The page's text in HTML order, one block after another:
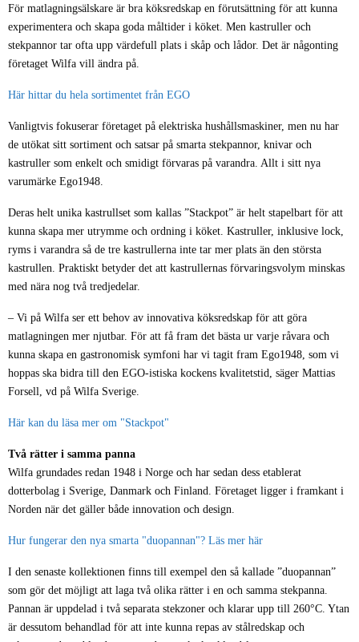
För matlagningsälskare är bra köksredskap en förutsättning för att kunna
experimentera och skapa goda måltider i köket. Men kastruller och
stekpannor tar ofta upp värdefull plats i skåp och lådor. Det är någonting
företaget Wilfa vill ändra på.
Här hittar du hela sortimentet från EGO
Vanligtvis fokuserar företaget på elektriska hushållsmaskiner, men nu har
de utökat sitt sortiment och satsar på smarta stekpannor, knivar och
kastruller som enkelt och smidigt förvaras på varandra. Allt i sitt nya
varumärke Ego1948.
Deras helt unika kastrullset som kallas ”Stackpot” är helt stapelbart för att
kunna skapa mer utrymme och ordning i köket. Kastruller, inklusive lock,
ryms i varandra så de tre kastrullerna inte tar mer plats än den största
kastrullen. Praktiskt betyder det att kastrullernas förvaringsvolym minskas
med nära nog två tredjedelar.
– Vi på Wilfa ser ett behov av innovativa köksredskap för att göra
matlagningen mer njutbar. För att få fram det bästa ur varje råvara och
kunna skapa en gastronomisk symfoni har vi tagit fram Ego1948, som vi
hoppas ska bidra till den EGO-istiska kockens kvalitetstid, säger Mattias
Forsell , vd på Wilfa Sverige
Här kan du läsa mer om "Stackpot"
Två rätter i samma panna
Wilfa grundades redan 1948 i Norge och har sedan dess etablerat
dotterbolag i Sverige, Danmark och Finland. Företaget ligger i framkant i
Norden när det gäller både innovation och design.
Hur fungerar den nya smarta "duopannan"? Läs mer här
I den senaste kollektionen finns till exempel den så kallade ”duopannan”
som gör det möjligt att laga två olika rätter i en och samma stekpanna.
Pannan är uppdelad i två separata stekzoner och klarar upp till 260°C. Ytan
är dessutom behandlad för att inte kunna repas av stålredskap och